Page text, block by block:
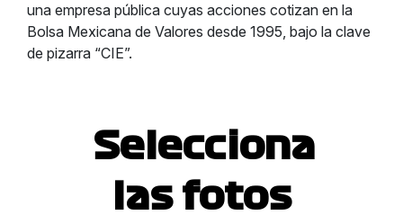
una empresa pública cuyas acciones cotizan en la
Bolsa Mexicana de Valores desde 1995, bajo la clave
de pizarra “CIE”.
Selecciona
las fotos